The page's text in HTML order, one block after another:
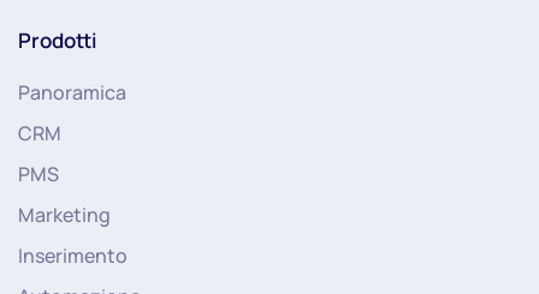
Prodotti
Panoramica
CRM
PMS
Marketing
Inserimento